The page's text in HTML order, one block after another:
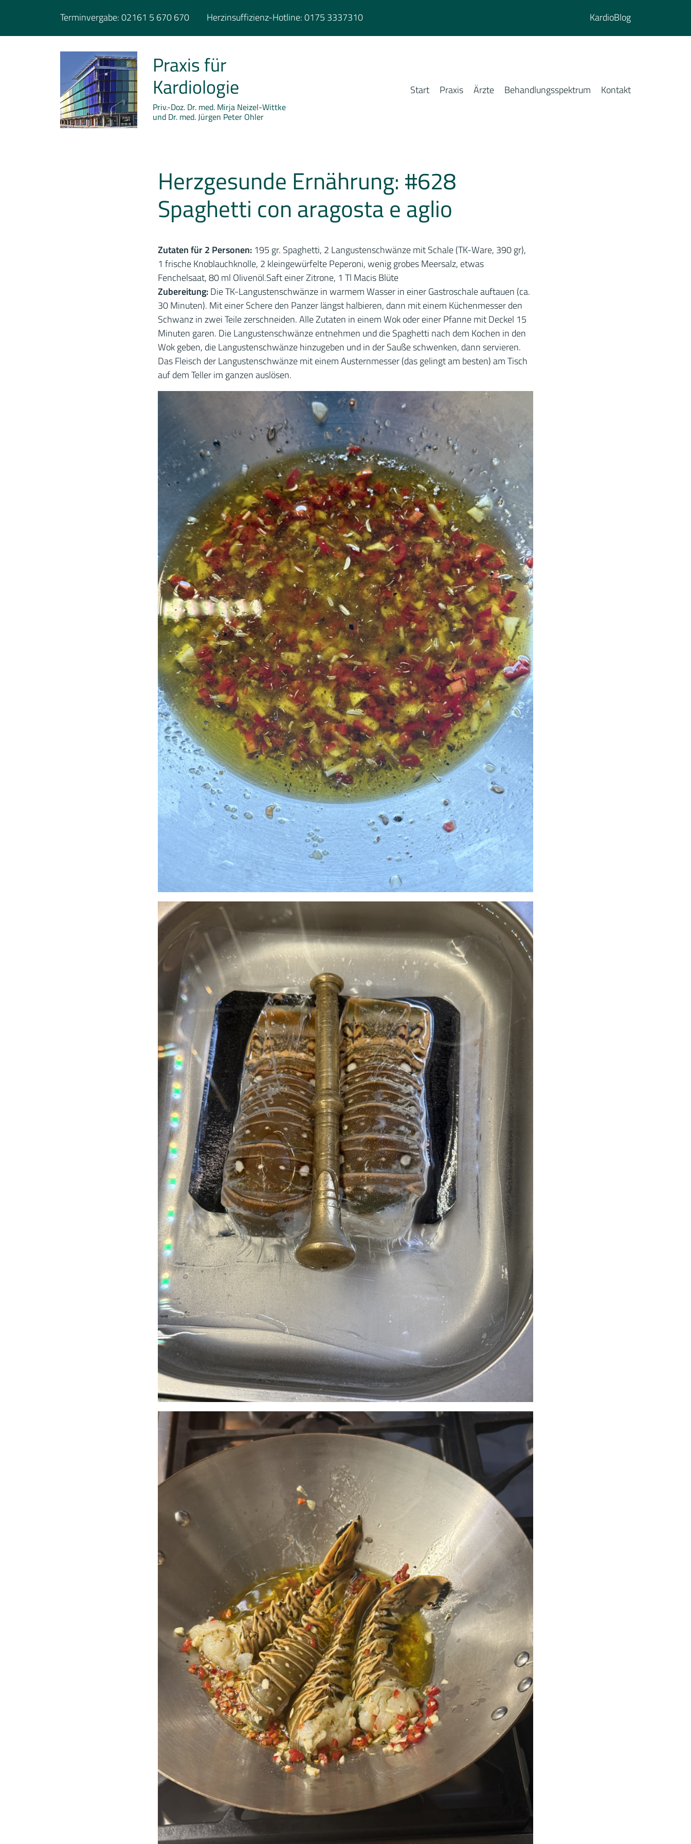
Terminvergabe:02161 5 670 670 Herzinsuffizienz-Hotline:0175 3337310 KardioBlog
Praxis für
Kardiologie
Priv.-Doz. Dr. med. Mirja Neizel-Wittke
und Dr. med. Jürgen Peter Ohler
Start Praxis Ärzte Behandlungsspektrum Kontakt
Herzgesunde Ernährung: #628
Spaghetti con aragosta e aglio
Zutaten für 2 Personen: 195 gr. Spaghetti, 2 Langustenschwänze mit Schale (TK-Ware, 390 gr),
1 frische Knoblauchknolle, 2 kleingewürfelte Peperoni, wenig grobes Meersalz, etwas
Fenchelsaat, 80 ml Olivenöl.Saft einer Zitrone, 1 Tl Macis Blüte
Zubereitung:Die TK-Langustenschwänze in warmem Wasser in einer Gastroschale auftauen (ca.
30 Minuten). Mit einer Schere den Panzer längst halbieren, dann mit einem Küchenmesser den
Schwanz in zwei Teile zerschneiden. Alle Zutaten in einem Wok oder einer Pfanne mit Deckel 15
Minuten garen. Die Langustenschwänze entnehmen und die Spaghetti nach dem Kochen in den
Wok geben, die Langustenschwänze hinzugeben und in der Sauße schwenken, dann servieren.
Das Fleisch der Langustenschwänze mit einem Austernmesser (das gelingt am besten) am Tisch
auf dem Teller im ganzen auslösen.